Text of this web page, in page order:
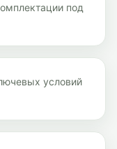
под
условий